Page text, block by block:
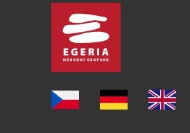
O GEOPARKU